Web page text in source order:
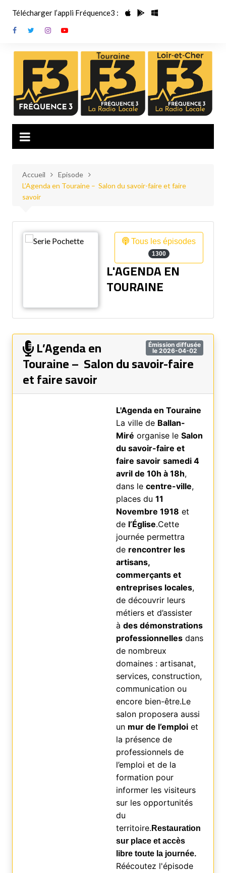
contenu
Télécharger l’appli Fréquence3 :
Accueil
Episode
L’Agenda en Touraine – Salon du savoir-faire et faire
savoir
Tous les épisodes
1300
L'AGENDA EN
TOURAINE
Émission diffusée
le 2026-04-02
L’Agenda en
Touraine – Salon du savoir-faire
et faire savoir
L'Agenda en Touraine
La ville de Ballan-
Miré organise leSalon
du savoir-faire et
faire savoir samedi 4
avril de 10h à 18h,
dans lecentre-ville,
places du11
Novembre 1918 et
de l’Église.Cette
journée permettra
de rencontrer les
artisans,
commerçants et
entreprises locales,
de découvrir leurs
métiers et d’assister
àdes démonstrations
professionnelles dans
de nombreux
domaines : artisanat,
services, construction,
communication ou
encore bien-être.Le
salon proposera aussi
un mur de l’emploi et
la présence de
professionnels de
l’emploi et de la
formation pour
informer les visiteurs
sur les opportunités
du
territoire. Restauration
sur place et accès
libre toute la journée.
Réécoutez l'épisode